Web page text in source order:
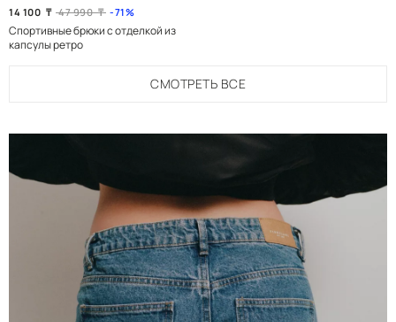
СМОТРЕТЬ ВСЕ
Спортивные брюки с отделкой из
капсулы ретро
47 990 ₸
14 100 ₸ 71